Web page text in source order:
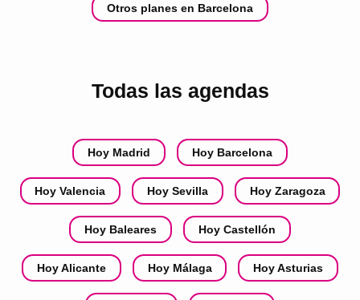
Otros planes en Barcelona
Todas las agendas
Hoy Madrid Hoy Barcelona
Hoy Valencia Hoy Sevilla Hoy Zaragoza
Hoy Baleares Hoy Castellón
Hoy Alicante Hoy Málaga Hoy Asturias